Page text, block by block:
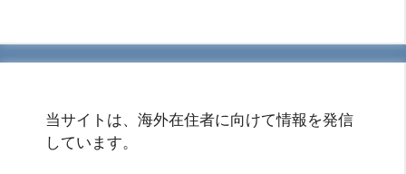
当サイトは、海外在住者に向けて情報を発信
しています。